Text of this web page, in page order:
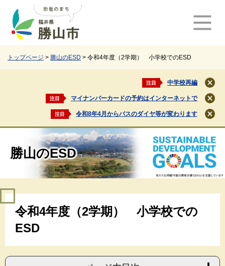
トップページ > 勝山のESD > 令和4年度（2学期） 小学校でのESD
注目 中学校再編
閉
じ
る
注目 マイナンバーカードの予約はインターネットで
閉
じ
る
注目 令和8年4月からバスのダイヤ等が変わります
閉
じ
る
勝山のESD
令和4年度（2学期） 小学校での
ESD